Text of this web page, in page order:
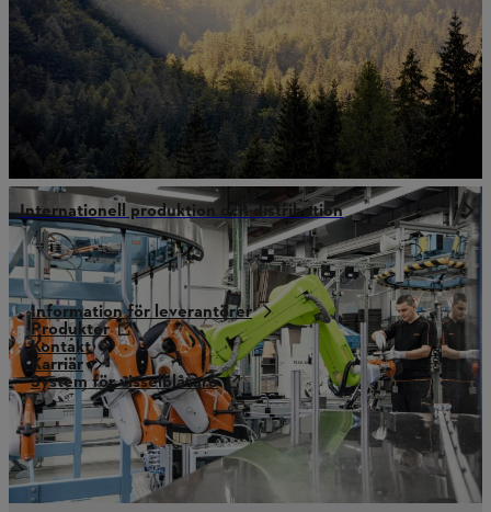
Internationell produktion och distribution
Information för leverantörer
Produkter
Kontakt
Karriär
System för visselblåsare